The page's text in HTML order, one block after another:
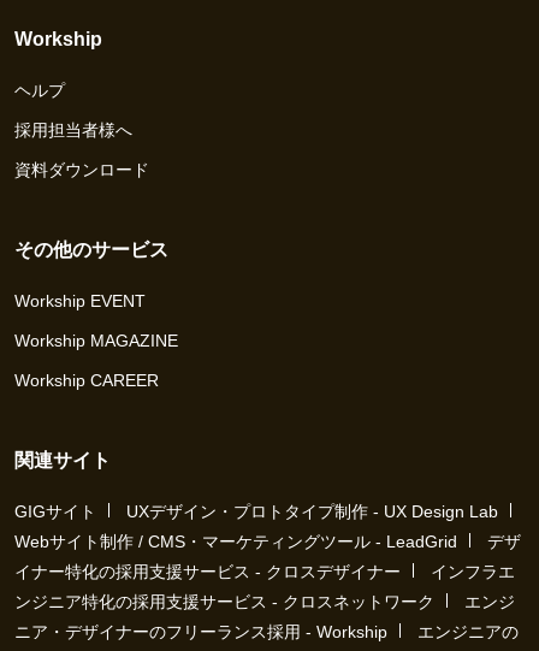
Workship
ヘルプ
採用担当者様へ
資料ダウンロード
その他のサービス
Workship EVENT
Workship MAGAZINE
Workship CAREER
関連サイト
GIGサイト
UXデザイン・プロトタイプ制作 - UX Design Lab
Webサイト制作 / CMS・マーケティングツール - LeadGrid
デザ
イナー特化の採用支援サービス - クロスデザイナー
インフラエ
ンジニア特化の採用支援サービス - クロスネットワーク
エンジ
ニア・デザイナーのフリーランス採用 - Workship
エンジニアの